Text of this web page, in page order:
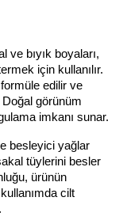
ve bıyık boyaları,
için kullanılır.
edilir ve
görünüm
imkanı sunar.
besleyici yağlar
tüylerini besler
ürünün
cilt